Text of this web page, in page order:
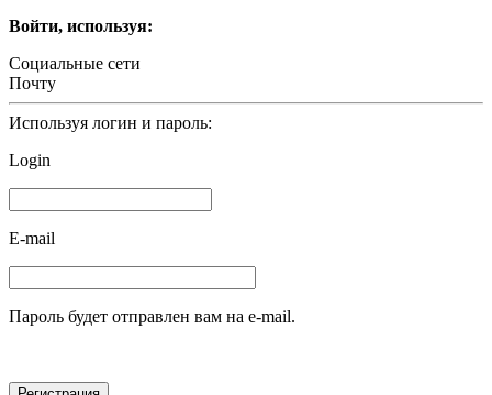
Войти, используя:
Социальные сети
Почту
Используя логин и пароль:
Login
E-mail
Пароль будет отправлен вам на e-mail.